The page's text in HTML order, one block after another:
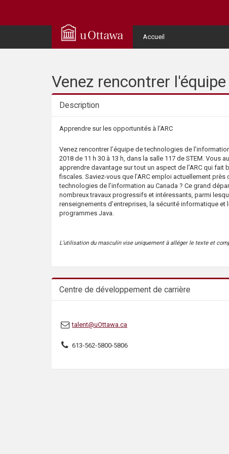
Accueil
User
Menu
Venez rencontrer
Description
Description
Apprendre sur les opportunités à l'ARC
Venez rencontrer l’équipe de technologies de
2018 de 11 h 30 à 13 h, dans la salle 117 de STEM. Vous
apprendre davantage sur tout un aspect de l’ARC qui fait
fiscales. Saviez-vous que l’ARC emploi actuellement
technologies de l’information au Canada ? Ce grand
nombreux travaux progressifs et intéressants, parmi
renseignements d’entreprises, la sécurité informatique et
programmes Java.
L’utilisation du masculin vise uniquement à alléger le texte et
Centre de développement de carrière
talent@uOttawa.ca
613-562-5800-5806